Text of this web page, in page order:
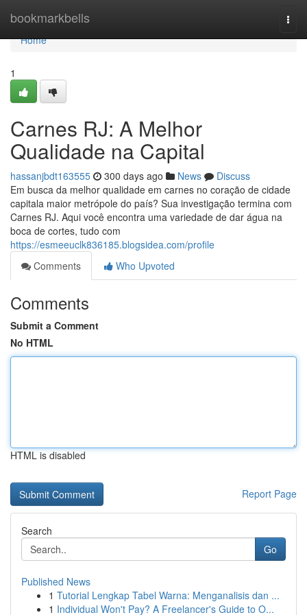
bookmarkbells
Home
Home
1
Carnes RJ: A Melhor
Qualidade na Capital
hassanjbdt163555 300 days ago News
Discuss
Em busca da melhor qualidade em carnes no coração de cidade
capitala maior metrópole do país? Sua investigação termina com
Carnes RJ. Aqui você encontra uma variedade de dar água na
boca de cortes, tudo com
https://esmeeuclk836185.blogsidea.com/profile
Comments
Who Upvoted
Comments
Submit a Comment
No HTML
HTML is disabled
Report Page
Search
Go
Published News
1 Tutorial Lengkap Tabel Warna: Menganalisis dan ...
1 Individual Won't Pay? A Freelancer's Guide to O...